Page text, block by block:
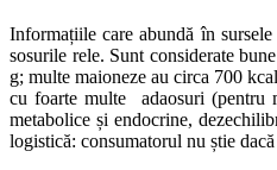
Informațiile care abundă în
sosurile rele. Sunt considerate
g; multe maioneze au circa 700
cu foarte multe adaosuri (pentru
metabolice și endocrine,
logistică: consumatorul nu știe